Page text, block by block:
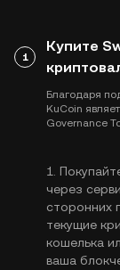
1
Купите
Благодаря
KuCoin
Governance
1.
через
сторонних
текущие
кошелька
ваша